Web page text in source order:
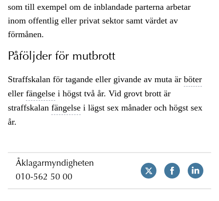
som till exempel om de inblandade parterna arbetar
inom offentlig eller privat sektor samt värdet av
förmånen.
Påföljder för mutbrott
Straffskalan för tagande eller givande av muta är böter
eller fängelse i högst två år. Vid grovt brott är
straffskalan fängelse i lägst sex månader och högst sex
år.
Åklagarmyndigheten
010-562 50 00